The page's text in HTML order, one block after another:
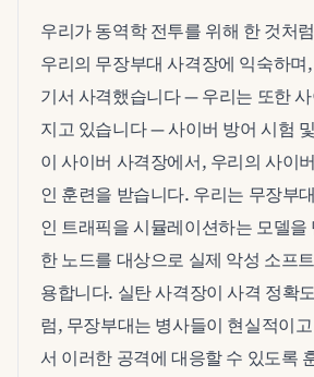
우리가 동역학 전투를 위해 한 것처
우리의 무장부대 사격장에 익숙하며
기서 사격했습니다 — 우리는 또한
지고 있습니다 — 사이버 방어 시험
이 사이버 사격장에서, 우리의 사이
인 훈련을 받습니다. 우리는 무장부
인 트래픽을 시뮬레이션하는 모델을
한 노드를 대상으로 실제 악성 소프
용합니다. 실탄 사격장이 사격 정확
럼, 무장부대는 병사들이 현실적이
서 이러한 공격에 대응할 수 있도록